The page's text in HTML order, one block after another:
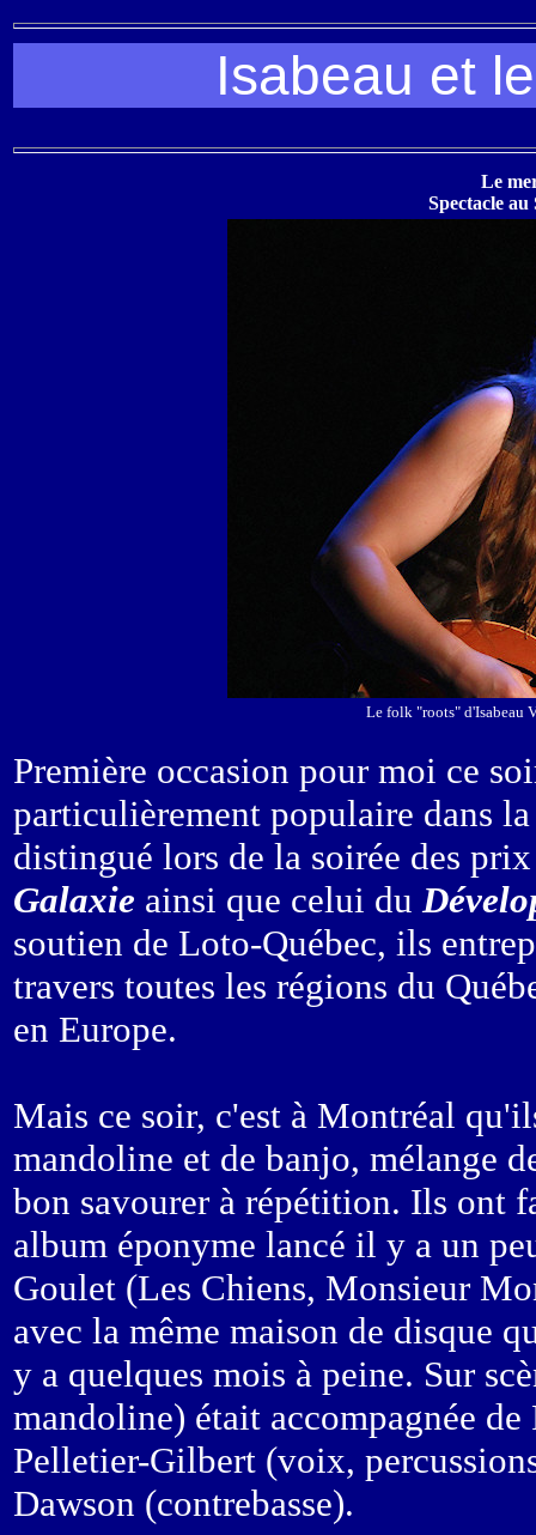
Isabeau et
Le
Spectacle
Le folk "roots" d'Isabeau
Première occasion pour moi ce
particulièrement populaire dans
distingué lors de la soirée des
Galaxie ainsi que celui du
soutien de Loto-Québec, ils
travers toutes les régions du
en Europe.
Mais ce soir, c'est à Montréal
mandoline et de banjo, mélange
bon savourer à répétition. Ils ont
album éponyme lancé il y a un
Goulet (Les Chiens, Monsieur
avec la même maison de disque
y a quelques mois à peine. Sur
mandoline) était accompagnée
Pelletier-Gilbert (voix,
Dawson (contrebasse).